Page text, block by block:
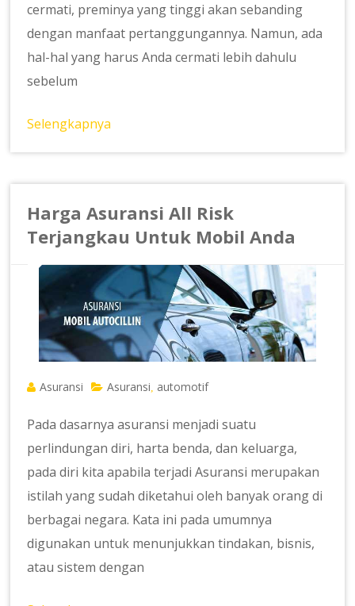
cermati, preminya yang tinggi akan sebanding
dengan manfaat pertanggungannya. Namun, ada
hal-hal yang harus Anda cermati lebih dahulu
sebelum
Selengkapnya
Harga Asuransi All Risk
Terjangkau Untuk Mobil Anda
Asuransi Asuransi automotif
Pada dasarnya asuransi menjadi suatu
perlindungan diri, harta benda, dan keluarga,
pada diri kita apabila terjadi Asuransi merupakan
istilah yang sudah diketahui oleh banyak orang di
berbagai negara. Kata ini pada umumnya
digunakan untuk menunjukkan tindakan, bisnis,
atau sistem dengan